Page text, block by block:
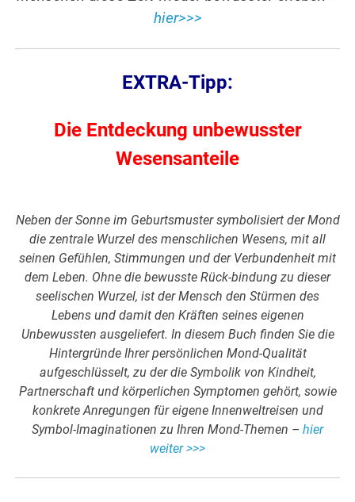
hier>>>
EXTRA-Tipp:
Die Entdeckung unbewusster
Wesensanteile
Neben der Sonne im Geburtsmuster symbolisiert der Mond
die zentrale Wurzel des menschlichen Wesens, mit all
seinen Gefühlen, Stimmungen und der Verbundenheit mit
dem Leben. Ohne die bewusste Rück-bindung zu dieser
seelischen Wurzel, ist der Mensch den Stürmen des
Lebens und damit den Kräften seines eigenen
Unbewussten ausgeliefert. In diesem Buch finden Sie die
Hintergründe Ihrer persönlichen Mond-Qualität
aufgeschlüsselt, zu der die Symbolik von Kindheit,
Partnerschaft und körperlichen Symptomen gehört, sowie
konkrete Anregungen für eigene Innenweltreisen und
Symbol-Imaginationen zu Ihren Mond-Themen – hier
weiter >>>